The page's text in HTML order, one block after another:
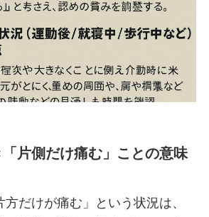
片側だけ痛む」ことの意味
方だけが痛む」という状況は、